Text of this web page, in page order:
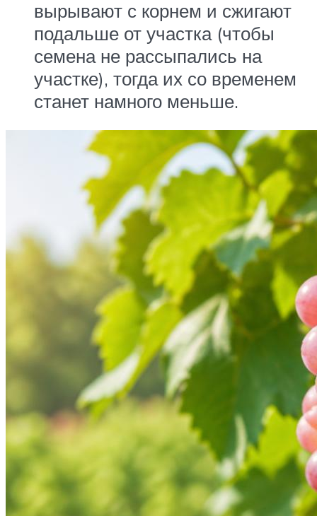
вырывают с корнем и сжигают
подальше от участка (чтобы
семена не рассыпались на
участке), тогда их со временем
станет намного меньше.